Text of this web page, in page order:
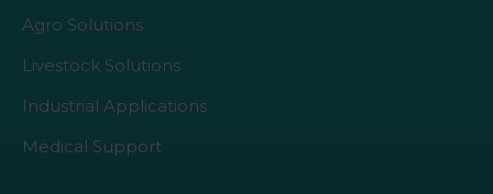
Agro Solutions
Livestock Solutions
Industrial Applications
Medical Support